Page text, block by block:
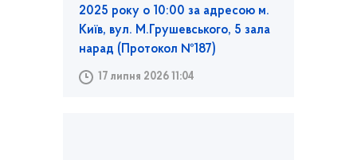
2025 року о 10:00 за адресою м.
Київ, вул. М.Грушевського, 5 зала
нарад (Протокол №187)
17 липня 2026 11:04